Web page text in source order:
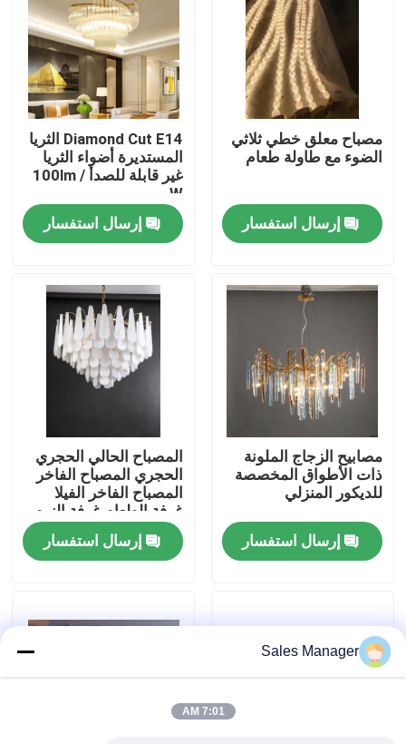
المنزل
جولة في المصنع
مراقبة الجودة
اتصل بنا
اطلب اقتباس
مصابيح مصممة خصيصا
مصباح معلق خطي ثلاثي
الضوء مع طاولة طعام
إرسال استفسار
Diamond Cut E14 الثريا
المستديرة أضواء الثريا
غير قابلة للصدأ 100lm /
W
إرسال استفسار
مصابيح الزجاج الملونة
ذات الأطواق المخصصة
للديكور المنزلي
إرسال استفسار
المصباح الحالي الحجري
الحجري المصباح الفاخر
المصباح الفاخر الفيلا
غرفة الطعام غرفة النوم
المصباح الديكوري
إرسال استفسار
Sales Manager
7:01 AM